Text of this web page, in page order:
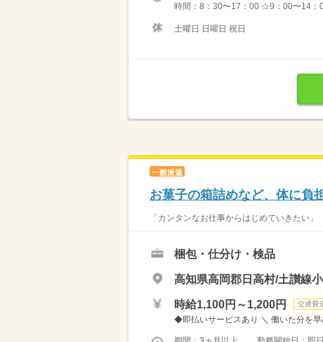
時間：8：30〜17：00 ☆9：00〜14：
土曜日 日曜日 祝日
一般派遣
お菓子の箱詰めなど、体に負
「カンタンなお仕事からはじめていきたい
梱包・仕分け・検品
高知県高岡郡日高村/土讃線
時給1,100円～1,200円 交通費
◆即払いサービスあり ＼ 働いた分を